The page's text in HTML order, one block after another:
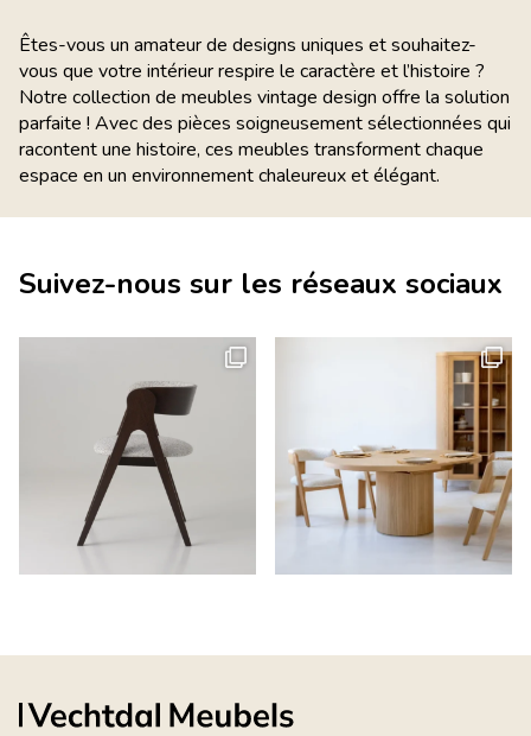
Êtes-vous un amateur de designs uniques et souhaitez-
vous que votre intérieur respire le caractère et l’histoire ?
Notre collection de meubles vintage design offre la solution
parfaite ! Avec des pièces soigneusement sélectionnées qui
racontent une histoire, ces meubles transforment chaque
espace en un environnement chaleureux et élégant.
Suivez-nous sur les réseaux sociaux